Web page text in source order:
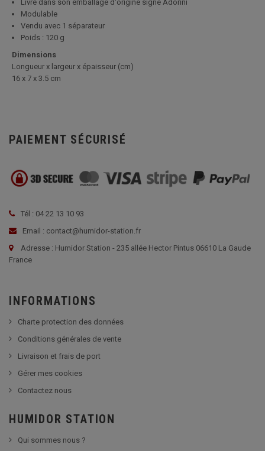
Livré dans son emballage d'origine signé Adorini
Modulable
Vendu avec 1 séparateur
Poids : 120 g
Dimensions
Longueur x largeur x épaisseur (cm)
16 x 7 x 3.5 cm
PAIEMENT SÉCURISÉ
Tél : 04 22 13 10 93
Email : contact@humidor-station.fr
Adresse : Humidor Station - 235 allée Hector Pintus 06610 La Gaude
France
INFORMATIONS
Charte protection des données
Conditions générales de vente
Livraison et frais de port
Gérer mes cookies
Contactez nous
HUMIDOR STATION
Qui sommes nous ?